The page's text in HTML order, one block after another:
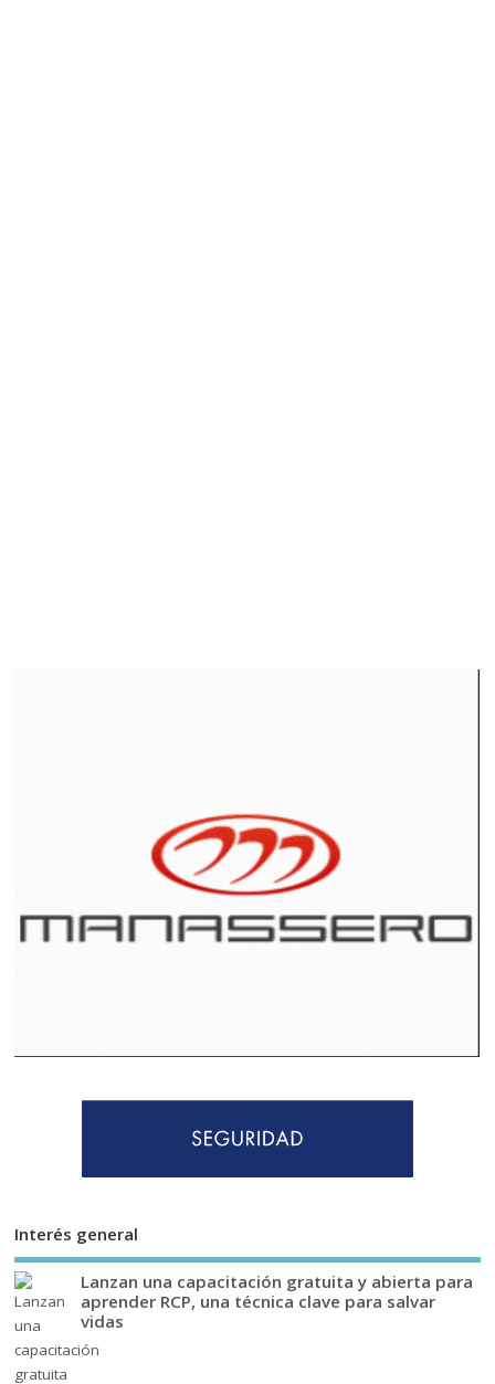
Interés general
Lanzan una capacitación gratuita y abierta para
aprender RCP, una técnica clave para salvar
vidas